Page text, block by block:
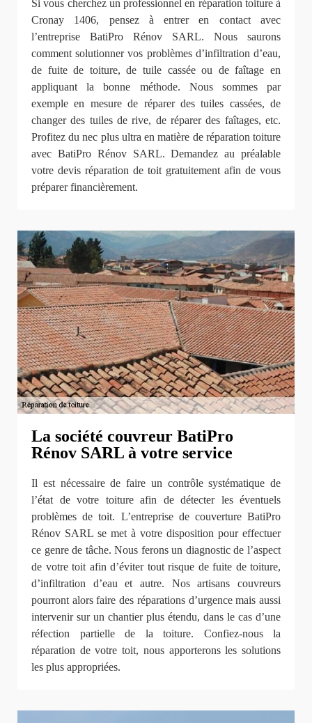
Si vous cherchez un professionnel en réparation toiture à
Cronay 1406, pensez à entrer en contact avec
l’entreprise BatiPro Rénov SARL. Nous saurons
comment solutionner vos problèmes d’infiltration d’eau,
de fuite de toiture, de tuile cassée ou de faîtage en
appliquant la bonne méthode. Nous sommes par
exemple en mesure de réparer des tuiles cassées, de
changer des tuiles de rive, de réparer des faîtages, etc.
Profitez du nec plus ultra en matière de réparation toiture
avec BatiPro Rénov SARL. Demandez au préalable
votre devis réparation de toit gratuitement afin de vous
préparer financièrement.
La société couvreur BatiPro
Rénov SARL à votre service
Il est nécessaire de faire un contrôle systématique de
l’état de votre toiture afin de détecter les éventuels
problèmes de toit. L’entreprise de couverture BatiPro
Rénov SARL se met à votre disposition pour effectuer
ce genre de tâche. Nous ferons un diagnostic de l’aspect
de votre toit afin d’éviter tout risque de fuite de toiture,
d’infiltration d’eau et autre. Nos artisans couvreurs
pourront alors faire des réparations d’urgence mais aussi
intervenir sur un chantier plus étendu, dans le cas d’une
réfection partielle de la toiture. Confiez-nous la
réparation de votre toit, nous apporterons les solutions
les plus appropriées.